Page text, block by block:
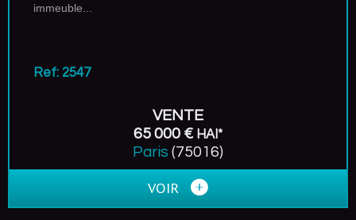
immeuble...
Ref: 2547
VENTE
65 000 € HAI*
Paris (75016)
VOIR